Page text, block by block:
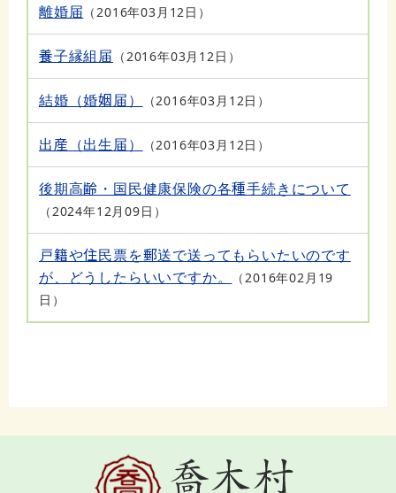
離婚届 2016年03月12日
養子縁組届 2016年03月12日
結婚（婚姻届） 2016年03月12日
出産（出生届） 2016年03月12日
後期高齢・国民健康保険の各種手続きについて
2024年12月09日
戸籍や住民票を郵送で送ってもらいたいのです
が、どうしたらいいですか。
2016年02月19
日